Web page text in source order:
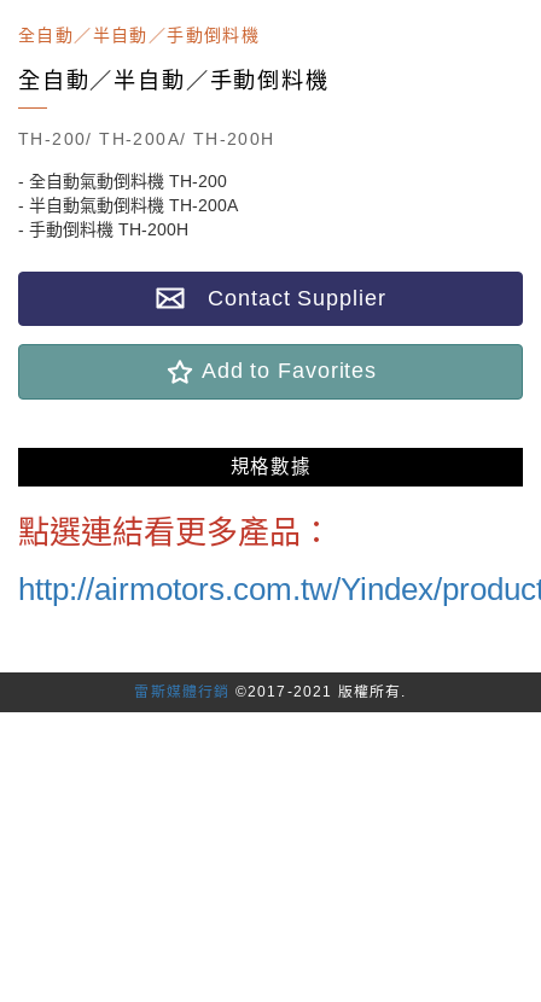
全自動／半自動／手動倒料機
全自動／半自動／手動倒料機
TH-200/ TH-200A/ TH-200H
- 全自動氣動倒料機 TH-200
- 半自動氣動倒料機 TH-200A
- 手動倒料機 TH-200H
Contact Supplier
Add to Favorites
規格數據
點選連結看更多產品：
http://airmotors.com.tw/Yindex/
雷斯媒體行銷 ©2017-2021 版權所有.